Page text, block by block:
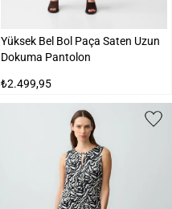
Yüksek Bel Bol Paça Saten Uzun
Dokuma Pantolon
₺2.499,95